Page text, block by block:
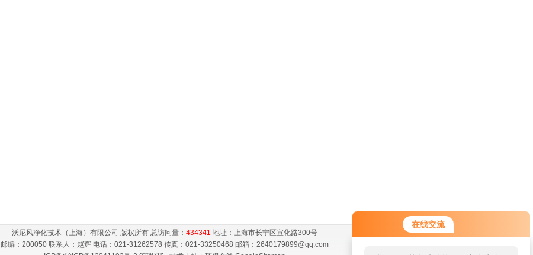
在线交流
沃尼风净化技术（上海）有限公司 版权所有 总访问量： 434341 地址：上海市长宁区宣化路300号
邮编：200050 联系人：赵辉 电话：021-31262578 传真：021-33250468 邮箱： 2640179899@qq.com